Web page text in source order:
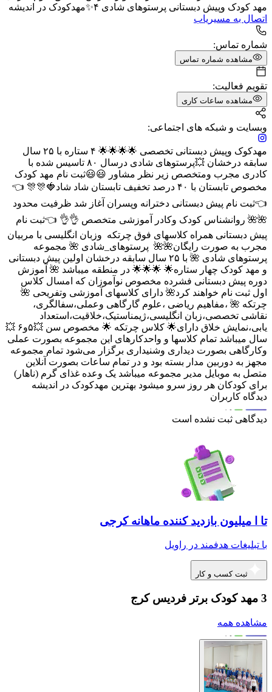
مهد کودک وپیش دبستانی پرستوهای شادی ۴✨️مهدکودک در اندیشه
اتصال به مسیریاب
شماره تماس:
مشاهده شماره تماس
تقویم فعالیت:
مشاهده ساعات کاری
وبسایت و شبکه های اجتماعی:
مهدکوک وپیش دبستانی تخصصی 🌟🌟🌟🌟 ۴ ستاره با ۲۵ سال
سابقه درخشان 💥پرستوهای شادی درسال ۸۰ تاسیس شده با
کادری مجرب ومتخصص زیر نظر مشاور 😃😃ثبت نام مهد کودک
مخصوص تابستان با ۴۰ درصد تخفیف تابستان شاد شاد🍓🎊🎊 👈
👈ثبت نام پیش دبستانی دخترانه وپسران آغاز شد ظرفیت محدود
🌺🌺 روانشناس کودک وکادر آموزشی متخصص 👌👌 👈ثبت نام
پیش دبستانی همراه کلاسهای فوق چرتکه وزبان انگلیسی با مربیان
مجرب به صورت رایگان🌺🌺 پرستوهای_شادی 🌺 مجموعه
پرستوهای شادی 🌺 با ۲۵ سال سابقه درخشان اولین پیش دبستانی
و مهد کودک چهار ستاره🌟 🌟🌟🌟 در منطقه میباشد 🌺 آموزش
دوره پیش دبستانی فشرده مخصوص نوآموزان که امسال کلاس
اول ثبت نام خواهند کرد🌺 دارای کلاسهای آموزشی وتفریحی 🌺
چرتکه 🌺 ،مفاهیم ریاضی ،علوم گارگاهی وعملی،سفالگری،
نقاشی تخصصی،زبان انگلیسی،ژیمناستیک،خلاقیت،استعداد
یابی،نمایش خلاق دارای🌟 کلاس چرتکه 🌟 مخصوص سن 💥۵و۶ 💥
سال میباشد تمام کلاسها و واحدکارهای این مجموعه بصورت عملی
وکارگاهی بصورت دیداری وشنیداری برگزار می‌شود تمام مجموعه
مجهز به دوربین مدار بسته بود و در تمام ساعات بصورت آنلاین
متصل به موبایل مدیر مجموعه میباشد یک وعده غذای گرم (ناهار)
برای کودکان هر روز سرو میشود بهترین مهدکودک در اندیشه
دیدگاه کاربران
دیدگاهی ثبت نشده است
تا ا میلیون بازدید کننده ماهانه کرجی
با تبلیغات هدفمند در راویل
ثبت کسب و کار
3 مهد کودک برتر فردیس کرج
مشاهده همه